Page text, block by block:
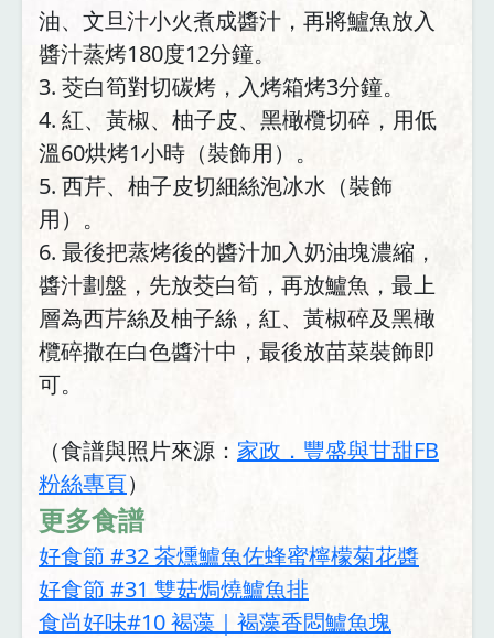
油、文旦汁小火煮成醬汁，再將鱸魚放入
醬汁蒸烤180度12分鐘。
3. 茭白筍對切碳烤，入烤箱烤3分鐘。
4. 紅、黃椒、柚子皮、黑橄欖切碎，用低
溫60烘烤1小時（裝飾用）。
5. 西芹、柚子皮切細絲泡冰水（裝飾
用）。
6. 最後把蒸烤後的醬汁加入奶油塊濃縮，
醬汁劃盤，先放茭白筍，再放鱸魚，最上
層為西芹絲及柚子絲，紅、黃椒碎及黑橄
欖碎撒在白色醬汁中，最後放苗菜裝飾即
可。
（食譜與照片來源： 家政．豐盛與甘甜FB
粉絲專頁）
更多食譜
好食節 #32 茶燻鱸魚佐蜂蜜檸檬菊花醬
好食節 #31 雙菇焗燒鱸魚排
食尚好味#10 褐藻｜褐藻香悶鱸魚塊